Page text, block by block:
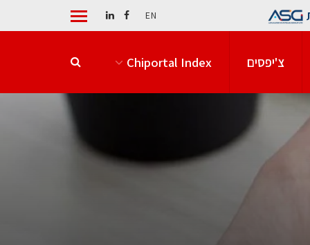
EN
צ'יפסים Chiportal Index